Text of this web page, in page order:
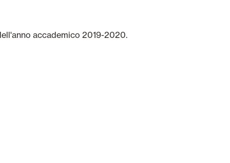
accademico 2019-2020.